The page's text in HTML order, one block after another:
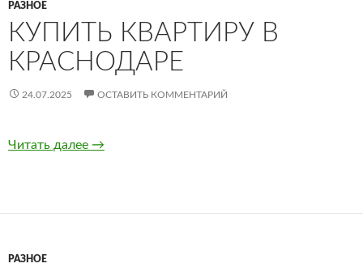
РАЗНОЕ
КУПИТЬ КВАРТИРУ В
КРАСНОДАРЕ
24.07.2025 ОСТАВИТЬ КОММЕНТАРИЙ
Читать далее Купить квартиру в Краснодаре
→
РАЗНОЕ